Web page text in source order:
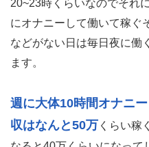
20~23時くらいなのでそれ
にオナニーして働いて稼ぐ
などがない日は毎日夜に働
ます。
週に大体10時間オナニ
収はなんと50万 くらい稼